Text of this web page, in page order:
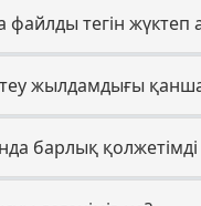
файлды тегін жүктеп
жылдамдығы
барлық